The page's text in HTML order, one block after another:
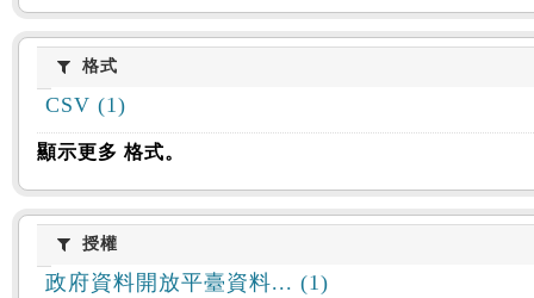
格式格式
CSV (1)
顯示更多 格式。
授權授權
政府資料開放平臺資料... (1)